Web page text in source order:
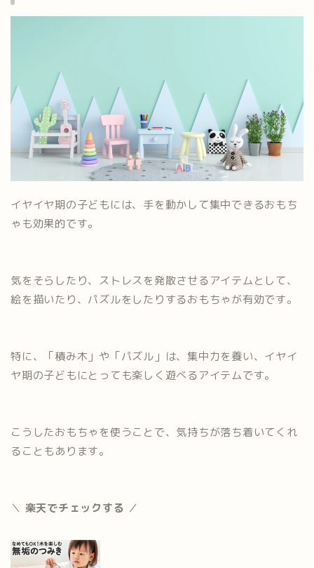
イヤイヤ期の子どもには、手を動かして集中できるおもち
ゃも効果的です。
気をそらしたり、ストレスを発散させるアイテムとして、
絵を描いたり、パズルをしたりするおもちゃが有効です。
特に、「積み木」や「パズル」は、集中力を養い、イヤイ
ヤ期の子どもにとっても楽しく遊べるアイテムです。
こうしたおもちゃを使うことで、気持ちが落ち着いてくれ
ることもあります。
＼ 楽天でチェックする ／